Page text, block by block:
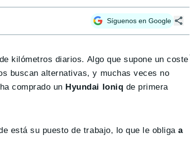
Síguenos en Google
kilómetros diarios. Algo que supone un coste
buscan alternativas, y muchas veces no
comprado un Hyundai Ioniq de primera
está su puesto de trabajo, lo que le obligaa